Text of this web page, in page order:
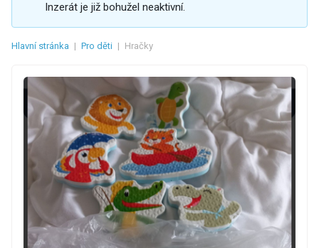
Inzerát je již bohužel neaktivní.
Hlavní stránka | Pro děti | Hračky